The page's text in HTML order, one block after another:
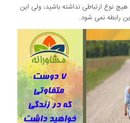
نوع ارتباطی نداشته باشید، ولی این
رابطه نمی شود.